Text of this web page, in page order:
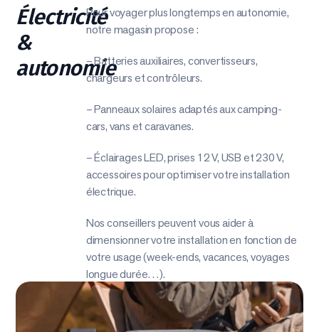
Électricité
&
autonomie
Pour voyager plus longtemps en autonomie,
notre magasin propose :
– Batteries auxiliaires, convertisseurs,
chargeurs et contrôleurs.
– Panneaux solaires adaptés aux camping-
cars, vans et caravanes.
– Éclairages LED, prises 12 V, USB et 230 V,
accessoires pour optimiser votre installation
électrique.
Nos conseillers peuvent vous aider à
dimensionner votre installation en fonction de
votre usage (week-ends, vacances, voyages
longue durée…).